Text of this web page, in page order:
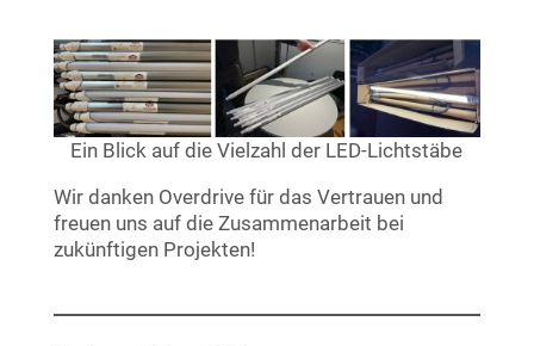
Ein Blick auf die Vielzahl der LED-Lichtstäbe
Wir danken Overdrive für das Vertrauen und
freuen uns auf die Zusammenarbeit bei
zukünftigen Projekten!